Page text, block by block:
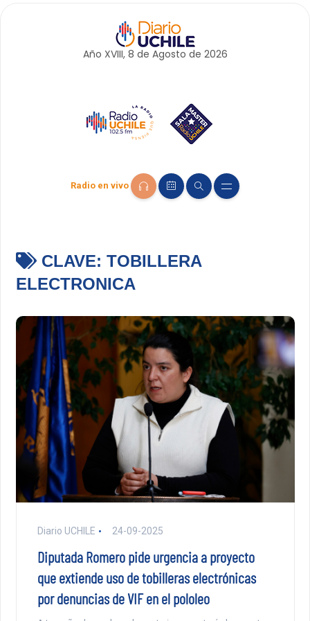
Año XVIII, 8 de Agosto de 2026
Radio en vivo
CLAVE: TOBILLERA
ELECTRONICA
Diario UCHILE 24-09-2025
Diputada Romero pide urgencia a proyecto
que extiende uso de tobilleras electrónicas
por denuncias de VIF en el pololeo